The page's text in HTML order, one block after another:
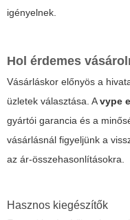
igényelnek.
Hol érdemes
Vásárláskor előnyös a
üzletek választása. Avype
gyártói garancia és a
vásárlásnál figyeljünk a
az ár-összehasonlításokra.
Hasznos kiegészítők